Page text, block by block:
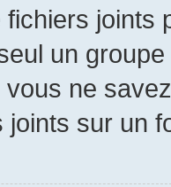
fichiers
un
vous ne
joints sur un